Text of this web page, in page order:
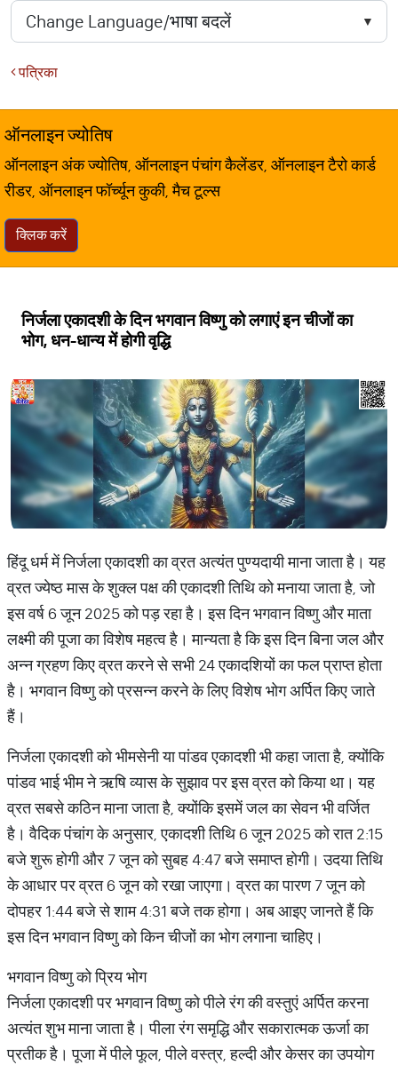
पत्रिका
ऑनलाइन ज्योतिष
ऑनलाइन अंक ज्योतिष, ऑनलाइन पंचांग कैलेंडर, ऑनलाइन टैरो कार्ड
रीडर, ऑनलाइन फॉर्च्यून कुकी, मैच टूल्स
क्लिक करें
निर्जला एकादशी के दिन भगवान विष्णु को लगाएं इन चीजों का
भोग, धन-धान्य में होगी वृद्धि
हिंदू धर्म में निर्जला एकादशी का व्रत अत्यंत पुण्यदायी माना जाता है। यह
व्रत ज्येष्ठ मास के शुक्ल पक्ष की एकादशी तिथि को मनाया जाता है, जो
इस वर्ष 6 जून 2025 को पड़ रहा है। इस दिन भगवान विष्णु और माता
लक्ष्मी की पूजा का विशेष महत्व है। मान्यता है कि इस दिन बिना जल और
अन्न ग्रहण किए व्रत करने से सभी 24 एकादशियों का फल प्राप्त होता
है। भगवान विष्णु को प्रसन्न करने के लिए विशेष भोग अर्पित किए जाते
हैं।
निर्जला एकादशी को भीमसेनी या पांडव एकादशी भी कहा जाता है, क्योंकि
पांडव भाई भीम ने ऋषि व्यास के सुझाव पर इस व्रत को किया था। यह
व्रत सबसे कठिन माना जाता है, क्योंकि इसमें जल का सेवन भी वर्जित
है। वैदिक पंचांग के अनुसार, एकादशी तिथि 6 जून 2025 को रात 2:15
बजे शुरू होगी और 7 जून को सुबह 4:47 बजे समाप्त होगी। उदया तिथि
के आधार पर व्रत 6 जून को रखा जाएगा। व्रत का पारण 7 जून को
दोपहर 1:44 बजे से शाम 4:31 बजे तक होगा। अब आइए जानते हैं कि
इस दिन भगवान विष्णु को किन चीजों का भोग लगाना चाहिए।
भगवान विष्णु को प्रिय भोग
निर्जला एकादशी पर भगवान विष्णु को पीले रंग की वस्तुएं अर्पित करना
अत्यंत शुभ माना जाता है। पीला रंग समृद्धि और सकारात्मक ऊर्जा का
प्रतीक है। पूजा में पीले फूल, पीले वस्त्र, हल्दी और केसर का उपयोग